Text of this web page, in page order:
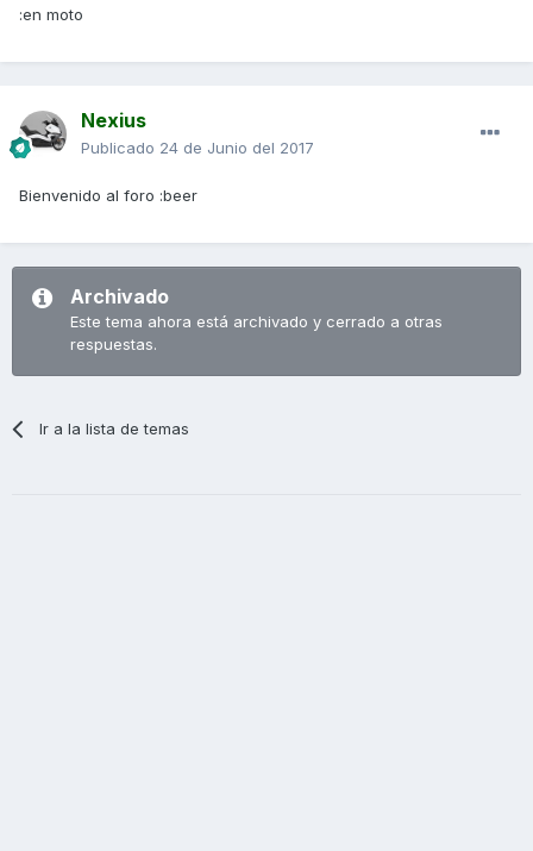
:en moto
Nexius
Publicado 24 de Junio del 2017
Bienvenido al foro :beer
Archivado
Este tema ahora está archivado y cerrado a otras
respuestas.
Ir a la lista de temas